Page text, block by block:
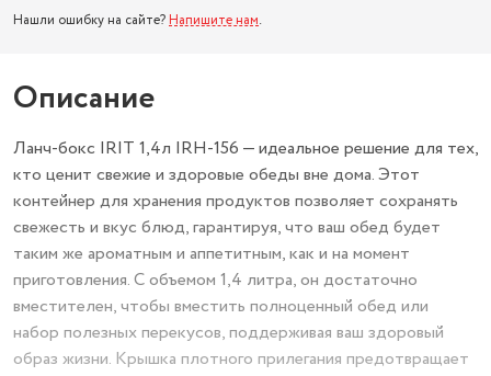
Нашли ошибку на сайте? Напишите нам.
Описание
Ланч-бокс IRIT 1,4л IRH-156 — идеальное решение для тех,
кто ценит свежие и здоровые обеды вне дома. Этот
контейнер для хранения продуктов позволяет сохранять
свежесть и вкус блюд, гарантируя, что ваш обед будет
таким же ароматным и аппетитным, как и на момент
приготовления. С объемом 1,4 литра, он достаточно
вместителен, чтобы вместить полноценный обед или
набор полезных перекусов, поддерживая ваш здоровый
образ жизни. Крышка плотного прилегания предотвращает